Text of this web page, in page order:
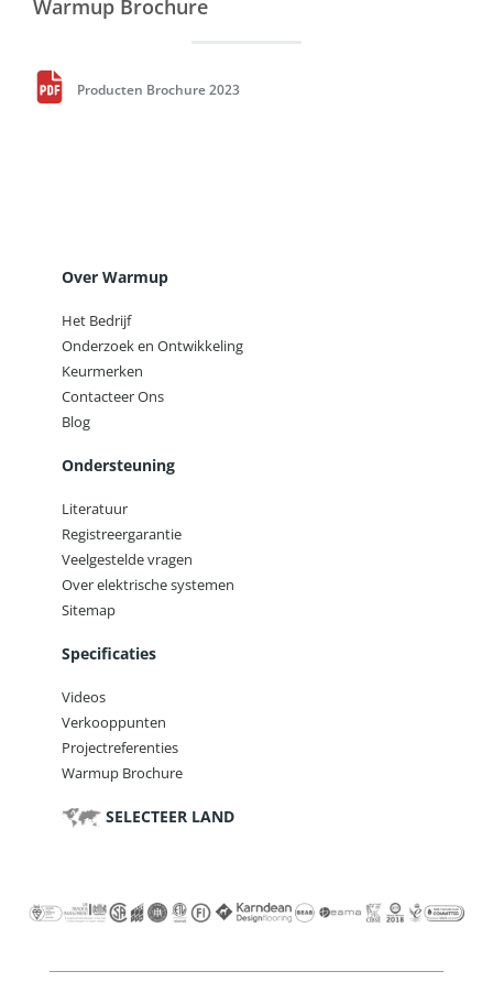
Warmup Brochure
Producten Brochure 2023
Over Warmup
Het Bedrijf
Onderzoek en Ontwikkeling
Keurmerken
Contacteer Ons
Blog
Ondersteuning
Literatuur
Registreergarantie
Veelgestelde vragen
Over elektrische systemen
Sitemap
Specificaties
Videos
Verkooppunten
Projectreferenties
Warmup Brochure
SELECTEER LAND